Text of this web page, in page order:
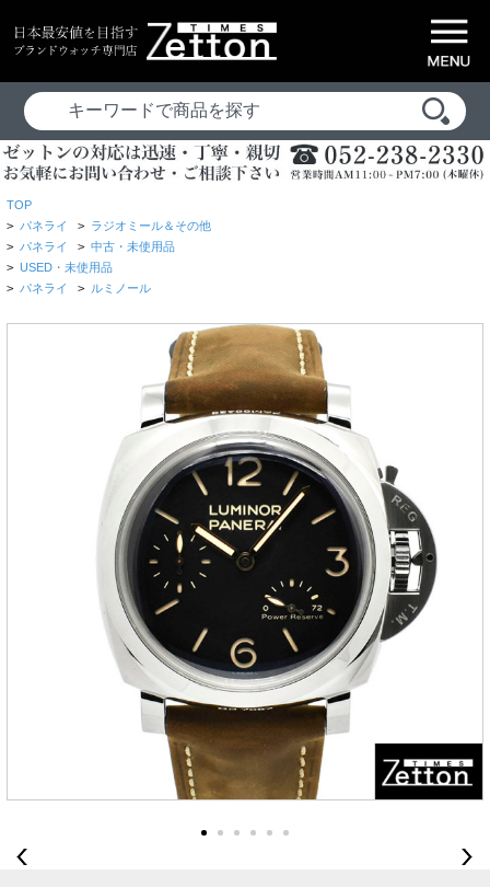
TOP
> パネライ > ラジオミール＆その他
> パネライ > 中古・未使用品
> USED・未使用品
> パネライ > ルミノール